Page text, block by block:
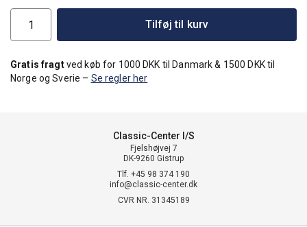
Tilføj til kurv
Gratis fragtved køb for 1000 DKK til Danmark & 1500 DKK til
Norge og Sverie – Se regler her
Classic-Center I/S
Fjelshøjvej 7
DK-9260 Gistrup
Tlf. +45 98 374 190
info@classic-center.dk
CVR NR. 31345189